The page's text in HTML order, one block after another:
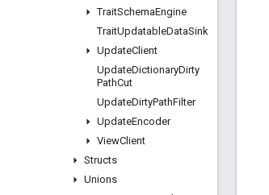
TraitSchemaEngine
TraitUpdatableDataSink
UpdateClient
UpdateDictionaryDirty
PathCut
UpdateDirtyPathFilter
UpdateEncoder
ViewClient
Structs
Unions